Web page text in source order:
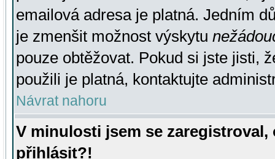
emailová adresa je platná. Jedním
je zmenšit možnost výskytu
pouze obtěžovat. Pokud si jste jisti,
použili je platná, kontaktujte
Návrat nahoru
V minulosti jsem se
přihlásit?!